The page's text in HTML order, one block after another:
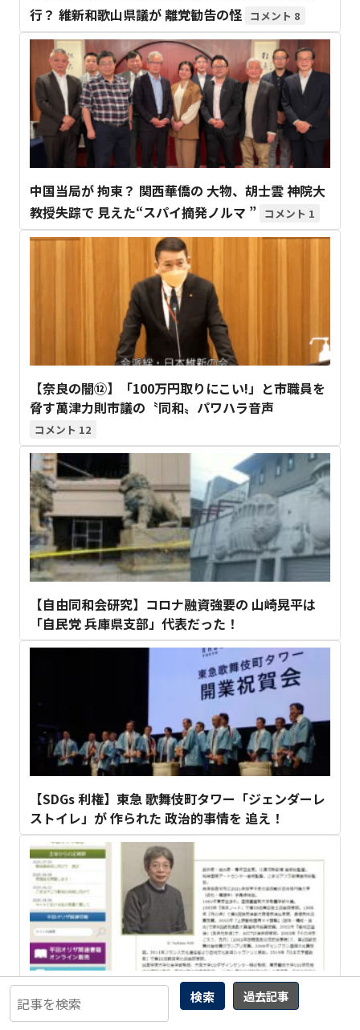
検索 過去記事
行？ 維新和歌山県議が 離党勧告の怪
8
中国当局が 拘束？ 関西華僑の 大物、胡士雲 神院大
教授失踪で 見えた“スパイ摘発ノルマ ”
1
【奈良の闇⑫】「100万円取りにこい!」と市職員を
脅す萬津力則市議の〝同和〟パワハラ音声
12
【自由同和会研究】コロナ融資強要の 山崎晃平は
「自民党 兵庫県支部」代表だった！
【SDGs 利権】東急 歌舞伎町タワー「ジェンダーレ
ストイレ」が 作られた 政治的事情を 追え！
平田オリザが 参政権集会で語った 韓国万歳語録